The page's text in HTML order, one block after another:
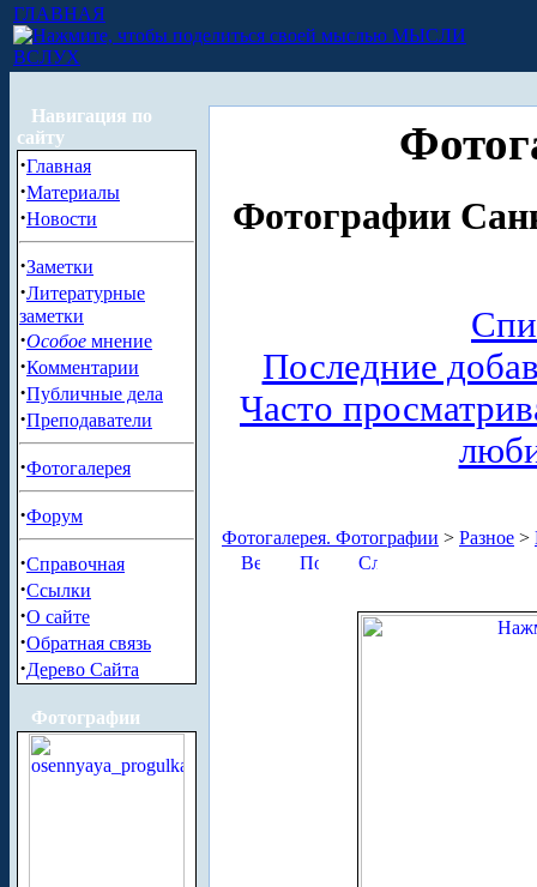
ГЛАВНАЯ
МЫСЛИ
ВСЛУХ
Навигация по
сайту
·Главная
·Материалы
·Новости
·Заметки
·Литературные
заметки
·Особое мнение
·Комментарии
·Публичные дела
·Преподаватели
·Фотогалерея
·Форум
·Справочная
·Ссылки
·О сайте
·Обратная связь
·Дерево Сайта
Фотографии
Фотографии
Последние
Часто
Фотогалерея. Фотографии > Разное >